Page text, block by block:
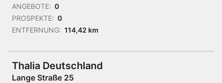
ANGEBOTE: 0
PROSPEKTE: 0
ENTFERNUNG: 114,42 km
Thalia Deutschland
Lange Straße 25